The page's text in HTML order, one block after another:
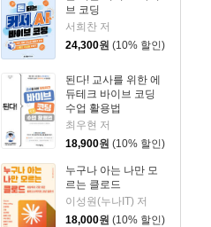
브 코딩
서희찬 저
24,300원 (10% 할인)
된다! 교사를 위한 에
듀테크 바이브 코딩
수업 활용법
최우현 저
18,900원 (10% 할인)
누구나 아는 나만 모
르는 클로드
이성원(누나IT) 저
18,000원 (10% 할인)